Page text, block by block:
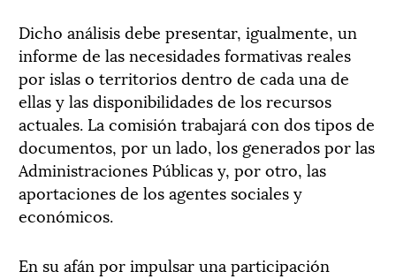
Dicho análisis debe presentar, igualmente, un
informe de las necesidades formativas reales
por islas o territorios dentro de cada una de
ellas y las disponibilidades de los recursos
actuales. La comisión trabajará con dos tipos de
documentos, por un lado, los generados por las
Administraciones Públicas y, por otro, las
aportaciones de los agentes sociales y
económicos.
En su afán por impulsar una participación